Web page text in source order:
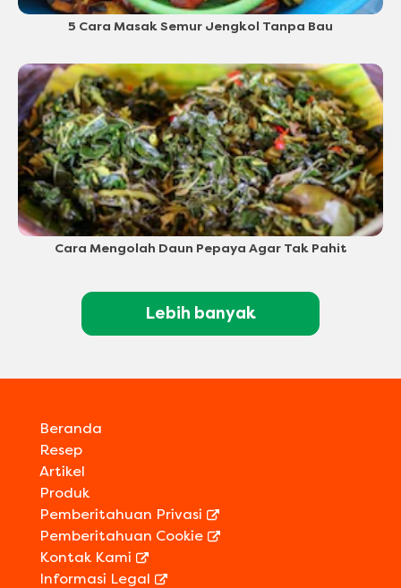
5 Cara Masak Semur Jengkol Tanpa Bau
Cara Mengolah Daun Pepaya Agar Tak Pahit
Lebih banyak
Beranda
Resep
Artikel
Produk
Pemberitahuan Privasi
Pemberitahuan Cookie
Kontak Kami
Informasi Legal